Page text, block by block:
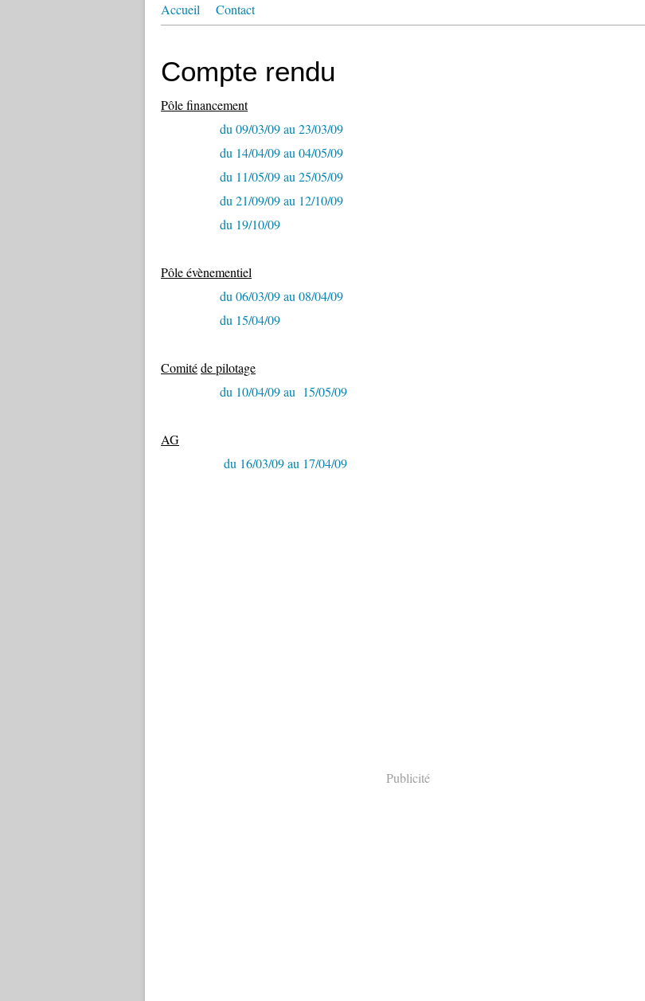
Accueil Contact
Compte rendu
Pôle financement
du 09/03/09 au 23/03/09
du 14/04/09 au 04/05/09
du 11/05/09 au 25/05/09
du 21/09/09 au 12/10/09
du 19/10/09
Pôle évènementiel
du 06/03/09 au 08/04/09
du 15/04/09
Comitéde pilotage
du 10/04/09 au 15/05/09
AG
du 16/03/09 au 17/04/09
Publicité